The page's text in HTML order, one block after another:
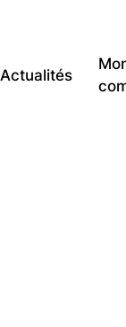
Actualités